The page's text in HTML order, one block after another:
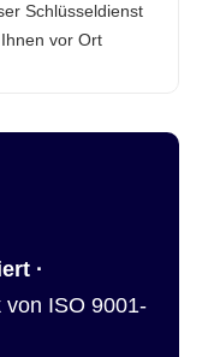
Schlüsseldienst
vor Ort
·
ISO 9001-